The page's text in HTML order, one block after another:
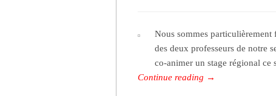
Nous sommes
des deux professeurs de notre
co-animer un stage régional
Continue reading →